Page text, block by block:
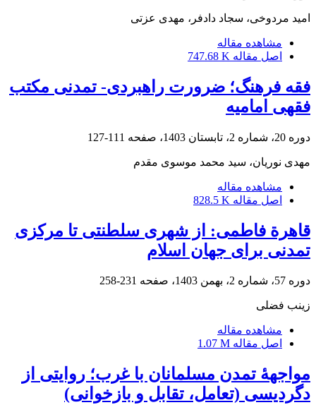
امید مردوخی، سجاد دادفر، مهدی عزتی
مشاهده مقاله
اصل مقاله 747.68 K
فقه فرهنگ؛ ضرورت راهبردی- تمدنی مکتب
فقهی امامیه
دوره 20، شماره 2، تابستان 1403، صفحه 111-127
مهدی نوریان، سید محمد موسوی مقدم
مشاهده مقاله
اصل مقاله 828.5 K
قاهرة فاطمی: از شهری سلطنتی تا مرکزی
تمدنی برای جهان اسلام
دوره 57، شماره 2، بهمن 1403، صفحه 231-258
زینب فضلی
مشاهده مقاله
اصل مقاله 1.07 M
مواجهۀ تمدن مسلمانان با غرب؛ روایتی از
دگردیسی (تعامل، تقابل و بازخوانی)